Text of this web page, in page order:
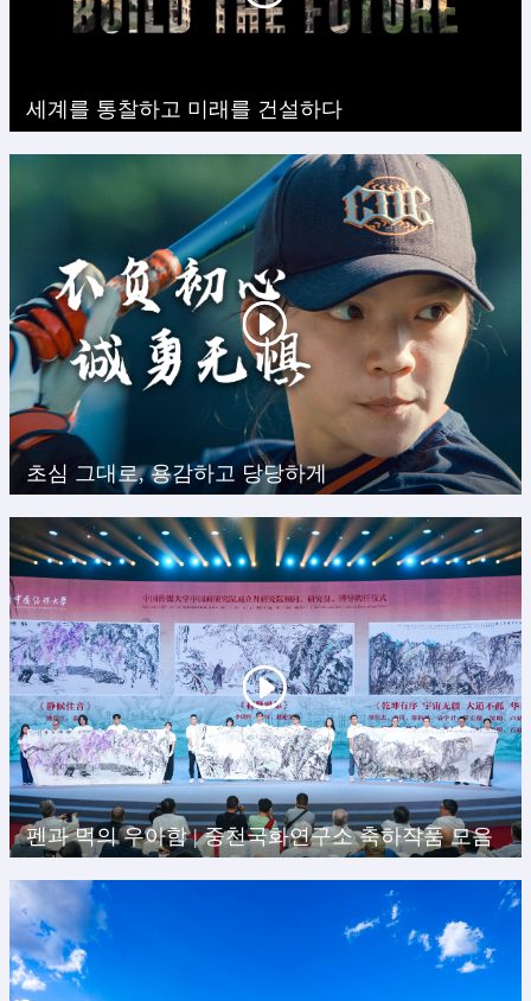
세계를 통찰하고 미래를 건설하다
초심 그대로, 용감하고 당당하게
펜과 먹의 우아함 | 중천국화연구소 축하작품 모음